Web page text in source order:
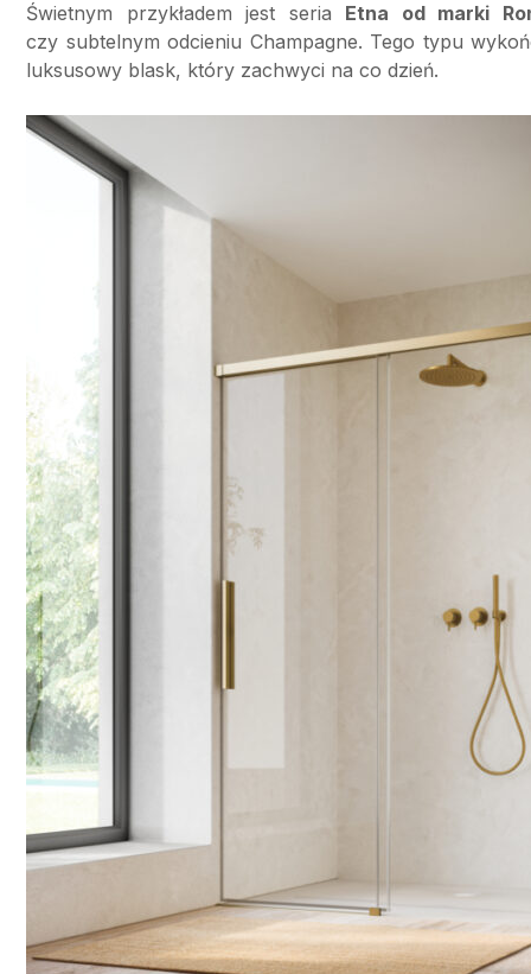
Świetnym przykładem jest seria Etna od marki
czy subtelnym odcieniu Champagne. Tego typu
luksusowy blask, który zachwyci na co dzień.